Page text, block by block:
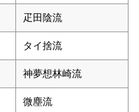
疋田陰流
タイ捨流
神夢想林崎流
微塵流